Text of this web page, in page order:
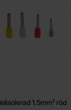
1.5mm² röd